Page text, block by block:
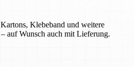
Klebeband und weitere
auf Wunsch auch mit Lieferung.